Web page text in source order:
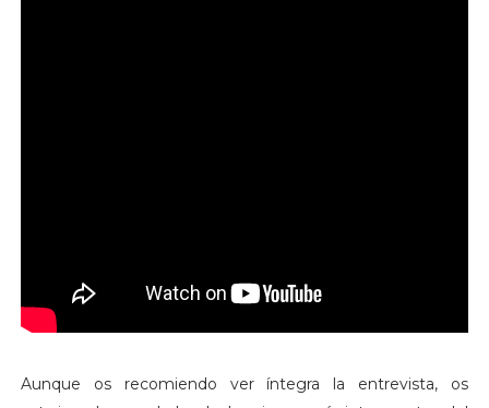
Aunque os recomiendo ver íntegra la entrevista, os